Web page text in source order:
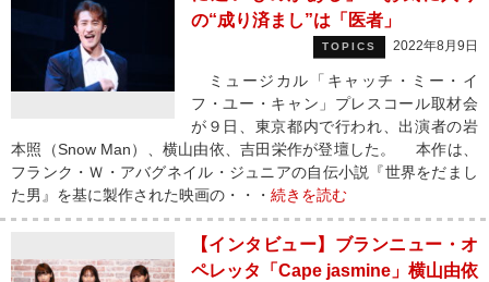
の“成り済まし”は「医者」
TOPICS 2022年8月9日
ミュージカル「キャッチ・ミー・イ
フ・ユー・キャン」プレスコール取材会
が９日、東京都内で行われ、出演者の岩
本照（Snow Man）、横山由依、吉田栄作が登壇した。 本作は、
フランク・Ｗ・アバグネイル・ジュニアの自伝小説『世界をだまし
た男』を基に製作された映画の・・・ 続きを読む
【インタビュー】ブランニュー・オ
ペレッタ「Cape jasmine」横山由依